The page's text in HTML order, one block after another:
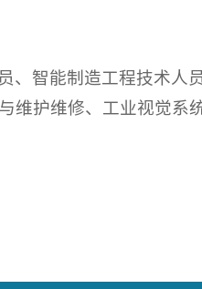
、智能制造工程技术人
维护维修、工业视觉系